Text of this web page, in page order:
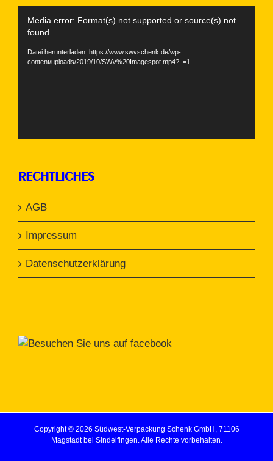
Player
Media error: Format(s) not supported or source(s) not
found
Datei herunterladen: https://www.swvschenk.de/wp-
content/uploads/2019/10/SWV%20Imagespot.mp4?_=1
RECHTLICHES
AGB
Impressum
Datenschutzerklärung
Copyright © 2026 Südwest-Verpackung Schenk GmbH, 71106
Magstadt bei Sindelfingen. Alle Rechte vorbehalten.